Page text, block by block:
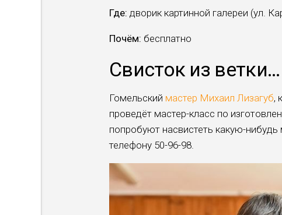
Где: дворик картинной галереи (ул.
Почём: бесплатно
Свисток из ветки…
Гомельский мастер Михаил Лизагуб,
проведёт мастер-класс по
попробуют насвистеть какую-
телефону 50-96-98.